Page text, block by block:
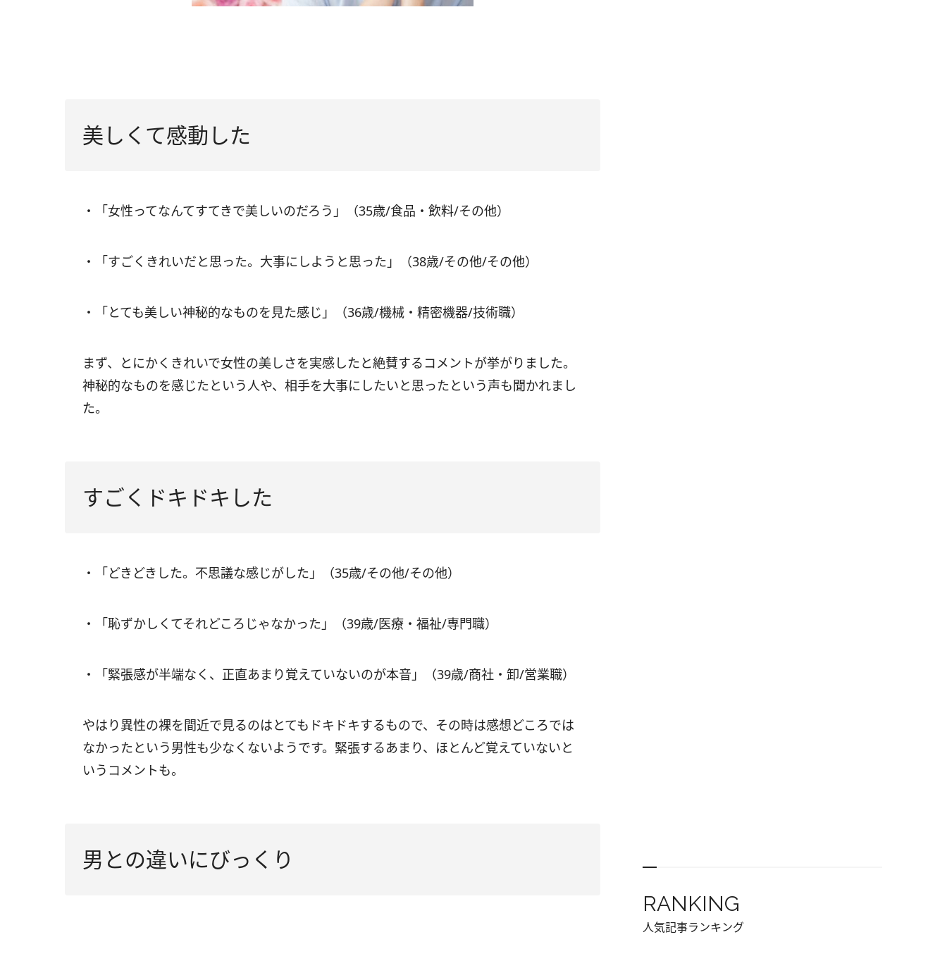
美しくて感動した
・「女性ってなんてすてきで美しいのだろう」（35歳/食品・飲料/その他）
・「すごくきれいだと思った。大事にしようと思った」（38歳/その他/その他）
・「とても美しい神秘的なものを見た感じ」（36歳/機械・精密機器/技術職）
まず、とにかくきれいで女性の美しさを実感したと絶賛するコメントが挙がりました。
神秘的なものを感じたという人や、相手を大事にしたいと思ったという声も聞かれまし
た。
すごくドキドキした
・「どきどきした。不思議な感じがした」（35歳/その他/その他）
・「恥ずかしくてそれどころじゃなかった」（39歳/医療・福祉/専門職）
・「緊張感が半端なく、正直あまり覚えていないのが本音」（39歳/商社・卸/営業職）
やはり異性の裸を間近で見るのはとてもドキドキするもので、その時は感想どころでは
なかったという男性も少なくないようです。緊張するあまり、ほとんど覚えていないと
いうコメントも。
男との違いにびっくり
RANKING
人気記事ランキング